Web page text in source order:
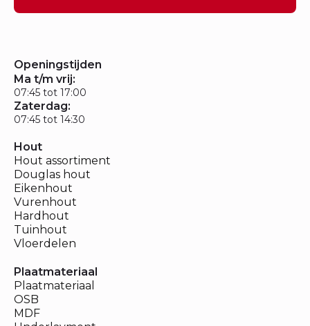
Openingstijden
Ma t/m vrij:
07:45 tot 17:00
Zaterdag:
07:45 tot 14:30
Hout
Hout assortiment
Douglas hout
Eikenhout
Vurenhout
Hardhout
Tuinhout
Vloerdelen
Plaatmateriaal
Plaatmateriaal
OSB
MDF